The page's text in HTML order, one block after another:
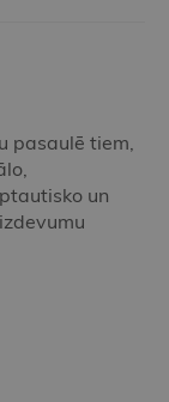
pasaulē tiem,
un